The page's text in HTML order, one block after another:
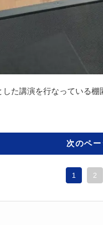
た講演を行なっている
次のペ
1 2